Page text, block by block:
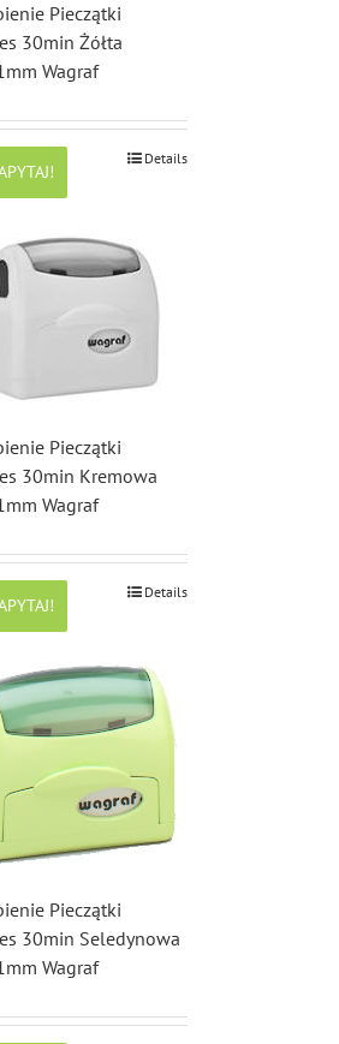
Pieczątki
30min Żółta
Wagraf
Details
Pieczątki
30min Kremowa
Wagraf
Details
Pieczątki
30min Seledynowa
Wagraf